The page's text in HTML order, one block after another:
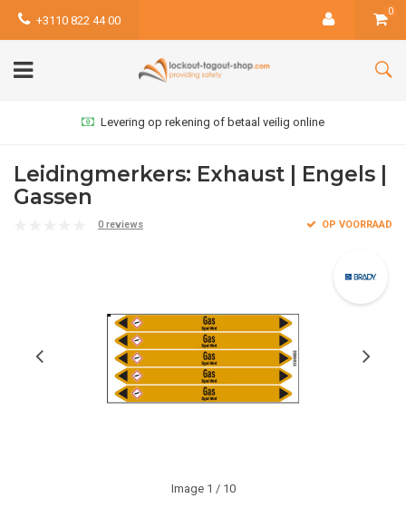
+3110 822 44 00
0
Levering op rekening of betaal veilig online
Leidingmerkers: Exhaust | Engels |
Gassen
0 reviews OP VOORRAAD
Image 1 / 10